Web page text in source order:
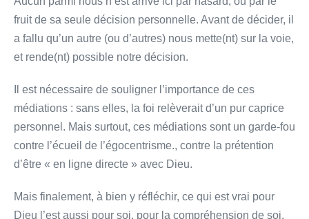
fruit de sa seule décision personnelle. Avant de décider, il
a fallu qu’un autre (ou d’autres) nous mette(nt) sur la voie,
et rende(nt) possible notre décision.
Il est nécessaire de souligner l’importance de ces
médiations : sans elles, la foi relèverait d’un pur caprice
personnel. Mais surtout, ces médiations sont un garde-fou
contre l’écueil de l’égocentrisme., contre la prétention
d’être « en ligne directe » avec Dieu.
Mais finalement, à bien y réfléchir, ce qui est vrai pour
Dieu l’est aussi pour soi, pour la compréhension de soi,